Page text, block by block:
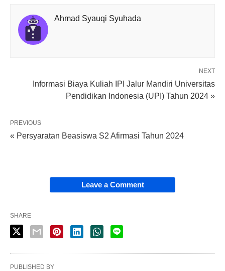
Ahmad Syauqi Syuhada
NEXT
Informasi Biaya Kuliah IPI Jalur Mandiri Universitas
Pendidikan Indonesia (UPI) Tahun 2024 »
PREVIOUS
« Persyaratan Beasiswa S2 Afirmasi Tahun 2024
Leave a Comment
SHARE
PUBLISHED BY